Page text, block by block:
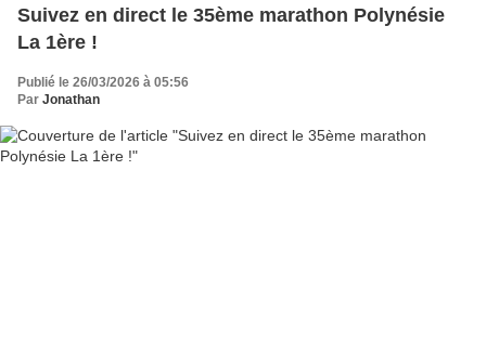
Suivez en direct le 35ème marathon Polynésie
La 1ère !
Publié le 26/03/2026 à 05:56
Par Jonathan